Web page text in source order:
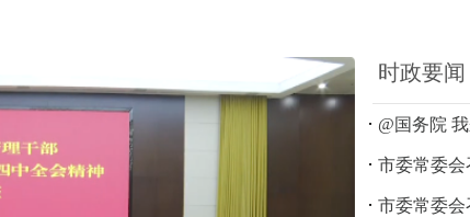
时政要闻
· @国务院
· 市委常委
· 市委常委